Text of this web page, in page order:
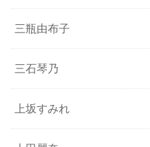
三瓶由布子
三石琴乃
上坂すみれ